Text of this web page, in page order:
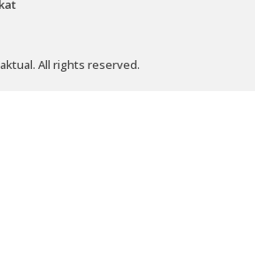
All rights reserved.